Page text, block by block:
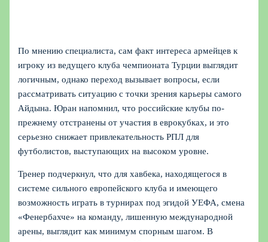
По мнению специалиста, сам факт интереса армейцев к
игроку из ведущего клуба чемпионата Турции выглядит
логичным, однако переход вызывает вопросы, если
рассматривать ситуацию с точки зрения карьеры самого
Айдына. Юран напомнил, что российские клубы по-
прежнему отстранены от участия в еврокубках, и это
серьезно снижает привлекательность РПЛ для
футболистов, выступающих на высоком уровне.
Тренер подчеркнул, что для хавбека, находящегося в
системе сильного европейского клуба и имеющего
возможность играть в турнирах под эгидой УЕФА, смена
«Фенербахче» на команду, лишенную международной
арены, выглядит как минимум спорным шагом. В